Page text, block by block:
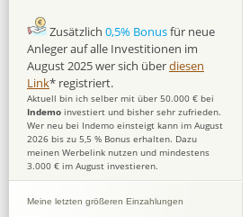
Zusätzlich 0,5% Bonusfür neue
Anleger auf alle Investitionen im
August 2025 wer sich überdiesen
Link* registriert.
Aktuell bin ich selber mit über 50.000 € bei
Indemo investiert und bisher sehr zufrieden.
Wer neu bei Indemo einsteigt kann im August
2026 bis zu 5,5 % Bonus erhalten. Dazu
meinen Werbelink nutzen und mindestens
3.000 € im August investieren.
Meine letzten größeren Einzahlungen